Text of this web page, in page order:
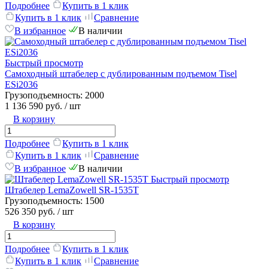
Подробнее
Купить в 1 клик
Купить в 1 клик
Сравнение
В избранное
В наличии
Быстрый просмотр
Самоходный штабелер c дублированным подъемом Tisel
ESi2036
Грузоподъемность: 2000
1 136 590 руб. / шт
В корзину
Подробнее
Купить в 1 клик
Купить в 1 клик
Сравнение
В избранное
В наличии
Быстрый просмотр
Штабелер LemaZowell SR-1535T
Грузоподъемность: 1500
526 350 руб. / шт
В корзину
Подробнее
Купить в 1 клик
Купить в 1 клик
Сравнение